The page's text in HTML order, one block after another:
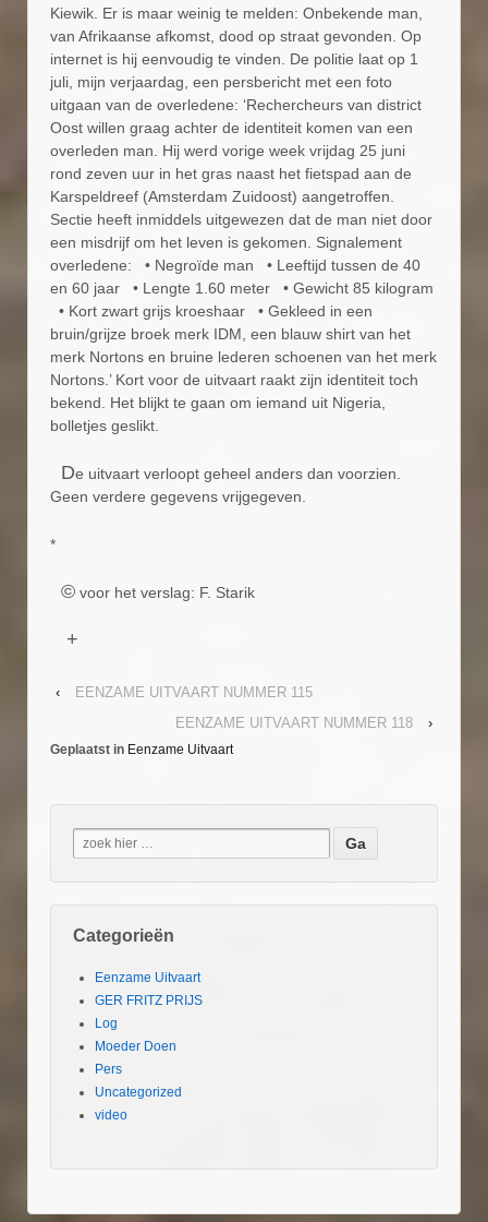
Kiewik. Er is maar weinig te melden: Onbekende man,
van Afrikaanse afkomst, dood op straat gevonden. Op
internet is hij eenvoudig te vinden. De politie laat op 1
juli, mijn verjaardag, een persbericht met een foto
uitgaan van de overledene: ‘Rechercheurs van district
Oost willen graag achter de identiteit komen van een
overleden man. Hij werd vorige week vrijdag 25 juni
rond zeven uur in het gras naast het fietspad aan de
Karspeldreef (Amsterdam Zuidoost) aangetroffen.
Sectie heeft inmiddels uitgewezen dat de man niet door
een misdrijf om het leven is gekomen. Signalement
overledene: • Negroïde man • Leeftijd tussen de 40
en 60 jaar • Lengte 1.60 meter • Gewicht 85 kilogram
• Kort zwart grijs kroeshaar • Gekleed in een
bruin/grijze broek merk IDM, een blauw shirt van het
merk Nortons en bruine lederen schoenen van het merk
Nortons.’ Kort voor de uitvaart raakt zijn identiteit toch
bekend. Het blijkt te gaan om iemand uit Nigeria,
bolletjes geslikt.
De uitvaart verloopt geheel anders dan voorzien.
Geen verdere gegevens vrijgegeven.
*
© voor het verslag: F. Starik
+
‹
EENZAME UITVAART NUMMER 115
EENZAME UITVAART NUMMER 118
›
Geplaatst in Eenzame Uitvaart
Categorieën
Eenzame Uitvaart
GER FRITZ PRIJS
Log
Moeder Doen
Pers
Uncategorized
video